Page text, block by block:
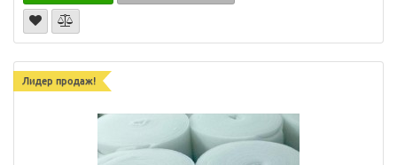
Лидер продаж!